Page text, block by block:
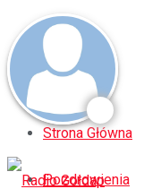
Strona Główna
Pozdrowienia